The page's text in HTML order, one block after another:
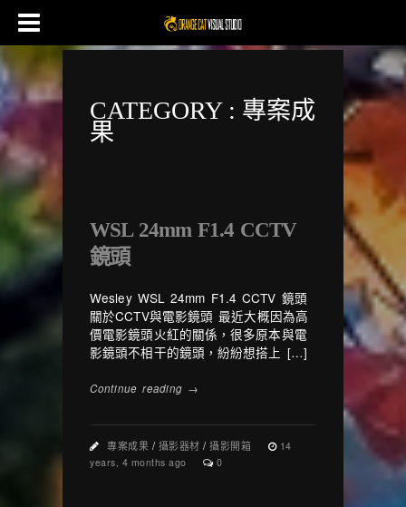
CATEGORY : 專案成
果
WSL 24mm F1.4 CCTV
鏡頭
Wesley WSL 24mm F1.4 CCTV 鏡頭
關於CCTV與電影鏡頭 最近大概因為高
價電影鏡頭火紅的關係，很多原本與電
影鏡頭不相干的鏡頭，紛紛想搭上 […]
Continue reading →
專案成果 / 攝影器材 / 攝影開箱
14
years, 4 months ago
0